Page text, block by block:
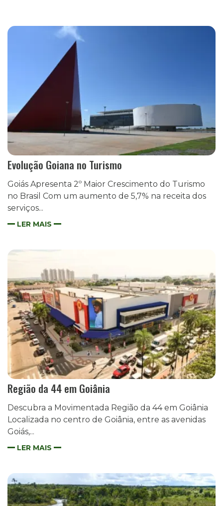
Evolução Goiana no Turismo
Goiás Apresenta 2º Maior Crescimento do Turismo
no Brasil Com um aumento de 5,7% na receita dos
serviços...
LER MAIS
Região da 44 em Goiânia
Descubra a Movimentada Região da 44 em Goiânia
Localizada no centro de Goiânia, entre as avenidas
Goiás,...
LER MAIS